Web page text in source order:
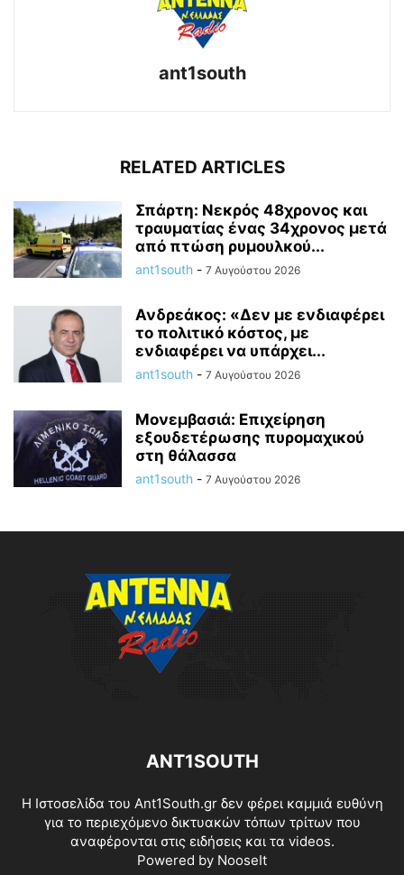
ant1south
RELATED ARTICLES
Σπάρτη: Νεκρός 48χρονος και
τραυματίας ένας 34χρονος μετά
από πτώση ρυμουλκού...
ant1south - 7 Αυγούστου 2026
Ανδρεάκος: «Δεν με ενδιαφέρει
το πολιτικό κόστος, με
ενδιαφέρει να υπάρχει...
ant1south - 7 Αυγούστου 2026
Μονεμβασιά: Επιχείρηση
εξουδετέρωσης πυρομαχικού
στη θάλασσα
ant1south - 7 Αυγούστου 2026
ANT1SOUTH
Η Ιστοσελίδα του Ant1South.gr δεν φέρει καμμιά ευθύνη
για το περιεχόμενο δικτυακών τόπων τρίτων που
αναφέρονται στις ειδήσεις και τα videos.
Powered by NooseIt